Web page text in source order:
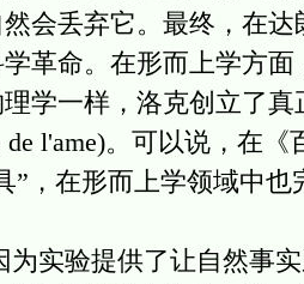
会丢弃它。最终，在达
革命。在形而上学方面
学一样，洛克创立了真
l'ame)。可以说，在《
，在形而上学领域中也
实验提供了让自然事